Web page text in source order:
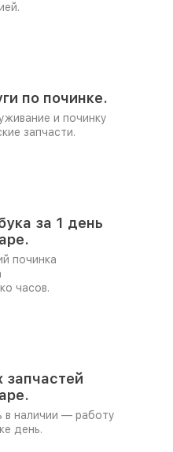
по починке.
и починку
запчасти.
за 1 день
починка
часов.
в наличии — работу
день.